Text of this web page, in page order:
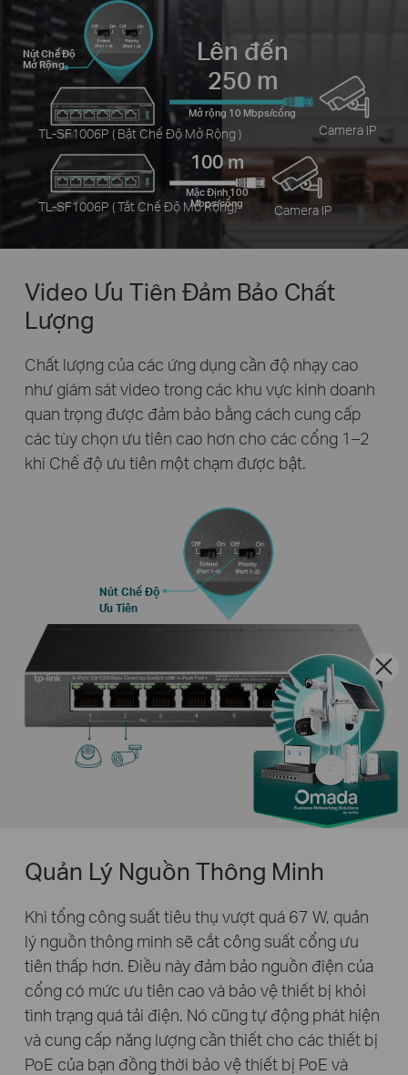
Nút Chế Độ
Mở Rộng
TL-SF1006P ( Bật Chế Độ Mở Rộng )
Lên đến
250 m
Mở rộng 10 Mbps/cổng
TL-SF1006P ( Tắt Chế Độ Mở Rộng)
100 m
Mặc Định 100
Mbps/cổng
Camera IP
Camera IP
Video Ưu Tiên Đảm Bảo Chất
Lượng
Chất lượng của các ứng dụng cần độ nhạy cao
như giám sát video trong các khu vực kinh doanh
quan trọng được đảm bảo bằng cách cung cấp
các tùy chọn ưu tiên cao hơn cho các cổng 1–2
khi Chế độ ưu tiên một chạm được bật.
Nút Chế Độ
Ưu Tiên
Quản Lý Nguồn Thông Minh
Khi tổng công suất tiêu thụ vượt quá 67 W, quản
lý nguồn thông minh sẽ cắt công suất cổng ưu
tiên thấp hơn. Điều này đảm bảo nguồn điện của
cổng có mức ưu tiên cao và bảo vệ thiết bị khỏi
tình trạng quá tải điện. Nó cũng tự động phát hiện
và cung cấp năng lượng cần thiết cho các thiết bị
PoE của bạn đồng thời bảo vệ thiết bị PoE và